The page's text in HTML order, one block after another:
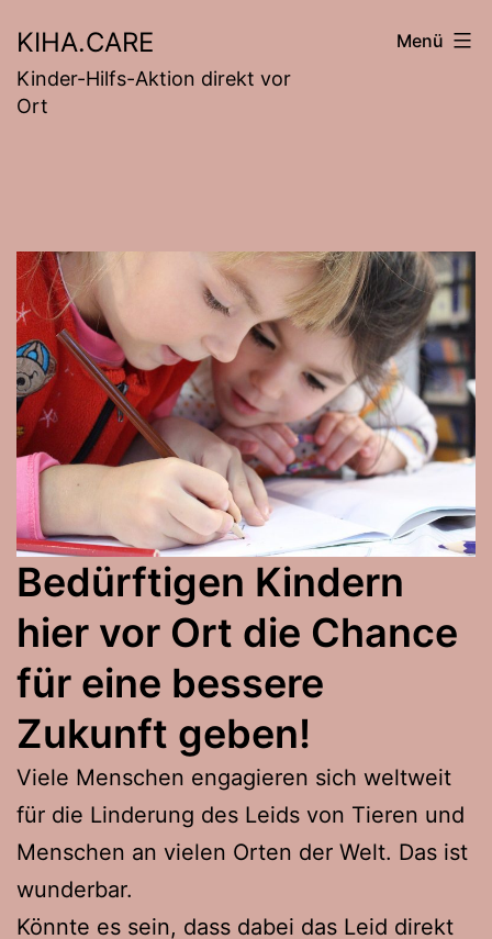
Inhalt
springen
KIHA.CARE
Kinder-Hilfs-Aktion direkt vor
Ort
Menü
Bedürftigen Kindern
hier vor Ort die Chance
für eine bessere
Zukunft geben!
Viele Menschen engagieren sich weltweit
für die Linderung des Leids von Tieren und
Menschen an vielen Orten der Welt. Das ist
wunderbar.
Könnte es sein, dass dabei das Leid direkt